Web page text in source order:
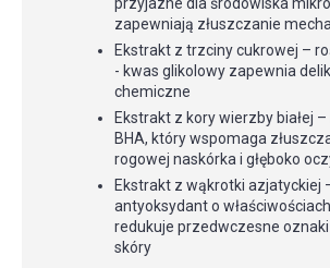
zapewniają złuszczanie
Ekstrakt z trzciny cukrowej –
- kwas glikolowy zapewnia
chemiczne
Ekstrakt z kory wierzby białej
BHA, który wspomaga
rogowej naskórka i głęboko
Ekstrakt z wąkrotki azjatyckiej
antyoksydant o
redukuje przedwczesne
skóry